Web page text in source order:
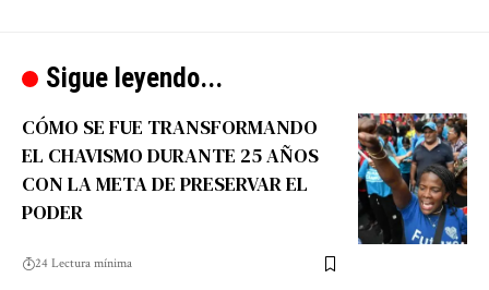
Sigue leyendo...
CÓMO SE FUE TRANSFORMANDO
EL CHAVISMO DURANTE 25 AÑOS
CON LA META DE PRESERVAR EL
PODER
24 Lectura mínima